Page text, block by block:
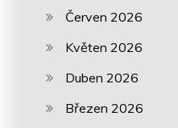
Červen 2026
Květen 2026
Duben 2026
Březen 2026